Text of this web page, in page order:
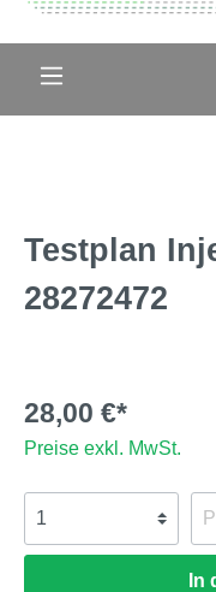
Testplan
28272472
28,00 €*
Preise exkl. MwSt.
In